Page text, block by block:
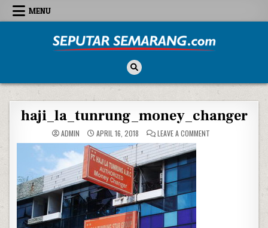
Skip to content
MENU
haji_la_tunrung_money_changer
ADMIN APRIL 16, 2018 LEAVE A COMMENT